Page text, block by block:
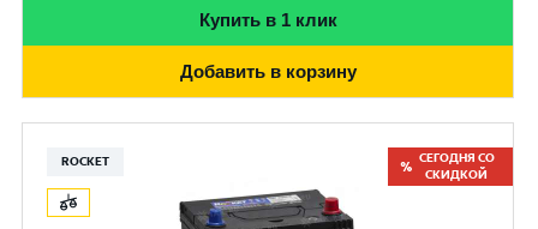
Купить в 1 клик
Добавить в корзину
ROCKET
СЕГОДНЯ СО
СКИДКОЙ